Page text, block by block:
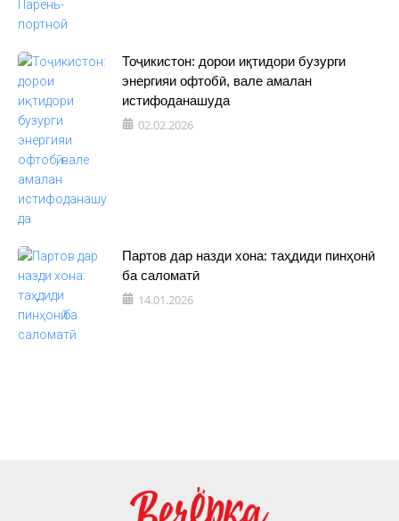
Тоҷикистон: дорои иқтидори бузурги
энергияи офтобӣ, вале амалан
истифоданашуда
02.02.2026
Партов дар назди хона: таҳдиди пинҳонӣ
ба саломатӣ
14.01.2026